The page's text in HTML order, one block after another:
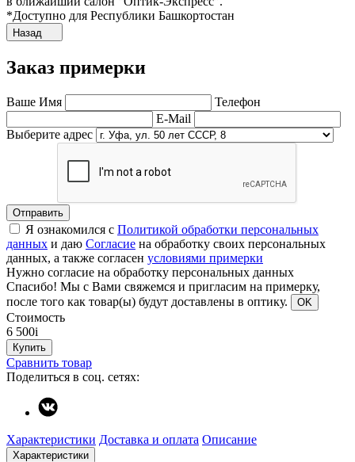
*Доступно для Республики Башкортостан
Назад
Заказ примерки
Ваше Имя
Телефон
E-Mail
Выберите адрес
Отправить
Я ознакомился с Политикой обработки персональных
данных и даю Согласие на обработку своих персональных
данных, а также согласен условиями примерки
Нужно согласие на обработку персональных данных
Спасибо! Мы с Вами свяжемся и пригласим на примерку,
после того как товар(ы) будут доставлены в оптику.
OK
Стоимость
6 500i
Купить
Сравнить товар
Поделиться в соц. сетях:
Характеристики Доставка и оплата Описание
Характеристики